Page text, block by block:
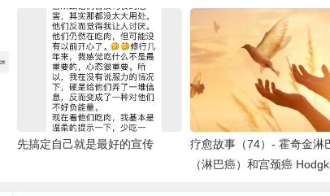
g Chronic Fatigue …
先搞定自己就是最好的宣传
疗愈故事（74）- 霍奇金淋
（淋巴癌）和宫颈癌